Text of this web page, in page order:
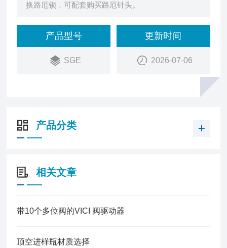
换路厄锁，可配套购买路厄针头。
产品型号
SGE
更新时间
2026-07-06
产品分类
相关文章
带10个多位阀的VICI 阀驱动器
顶空进样瓶材质选择